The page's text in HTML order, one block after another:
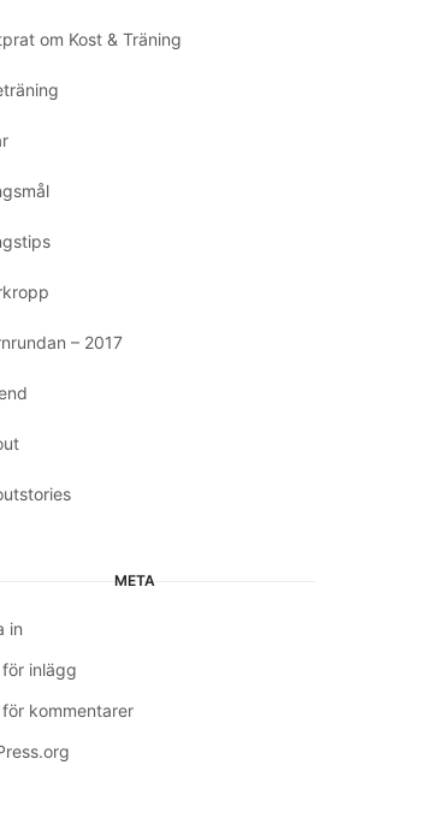
om Kost & Träning
– 2017
META
in
inlägg
för kommentarer